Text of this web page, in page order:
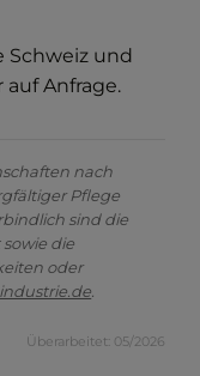
Schweiz und
Anfrage.
nach
Pflege
sind die
die
oder
.
Überarbeitet: 05/2026